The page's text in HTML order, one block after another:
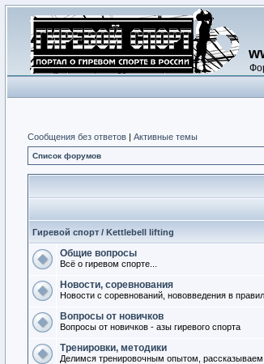
Сообщения без ответов | Активные темы
Список форумов
Гиревой спорт / Kettlebell lifting
Общие вопросы
Всё о гиревом спорте...
Новости, соревнования
Новости с соревнований, нововведения в
Вопросы от новичков
Вопросы от новичков - азы гиревого спорта
Тренировки, методики
Делимся тренировочным опытом, рассказываем